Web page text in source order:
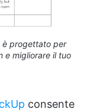
è progettato per
e migliorare il tuo
consente